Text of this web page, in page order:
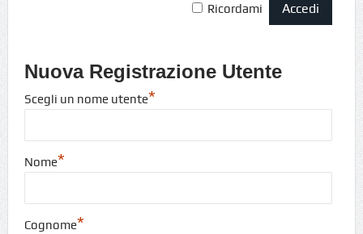
Ricordami
Nuova Registrazione Utente
Scegli un nome utente*
Nome*
Cognome*